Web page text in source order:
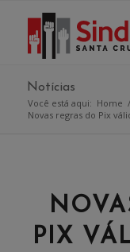
Notícias
Você está aqui: Home /
Novas regras do Pix
PIX